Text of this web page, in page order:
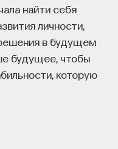
найти себя
личности,
в будущем
будущее, чтобы
которую
и я начала
для этого
так, что
всей
историей
те же
права, потому
изначально меня